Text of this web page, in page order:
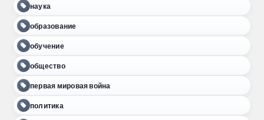
наука
образование
обучение
общество
первая мировая война
политика